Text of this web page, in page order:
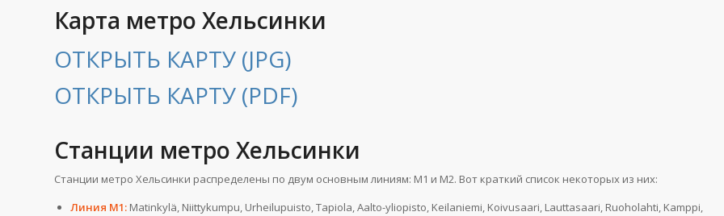
Карта метро Хельсинки
ОТКРЫТЬ КАРТУ (JPG)
ОТКРЫТЬ КАРТУ (PDF)
Станции метро Хельсинки
Станции метро Хельсинки распределены по двум основным линиям: М1 и М2. Вот краткий список некоторых из них:
Линия М1: Matinkylä, Niittykumpu, Urheilupuisto, Tapiola, Aalto-yliopisto, Keilaniemi, Koivusaari, Lauttasaari, Ruoholahti, Kamppi,